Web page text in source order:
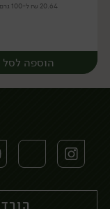
20.64 ₪ ל-100 גרם
הוספה לסל